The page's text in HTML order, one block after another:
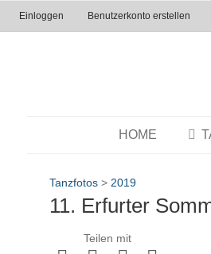
Einloggen Benutzerkonto erstellen
HOME
Tanzfotos> 2019
11. Erfurter
Teilen mit